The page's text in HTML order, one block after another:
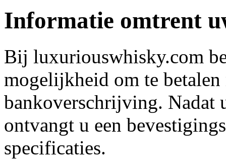
Informatie omtrent
Bij luxuriouswhisky.com
mogelijkheid om te
bankoverschrijving. Nadat
ontvangt u een
specificaties.